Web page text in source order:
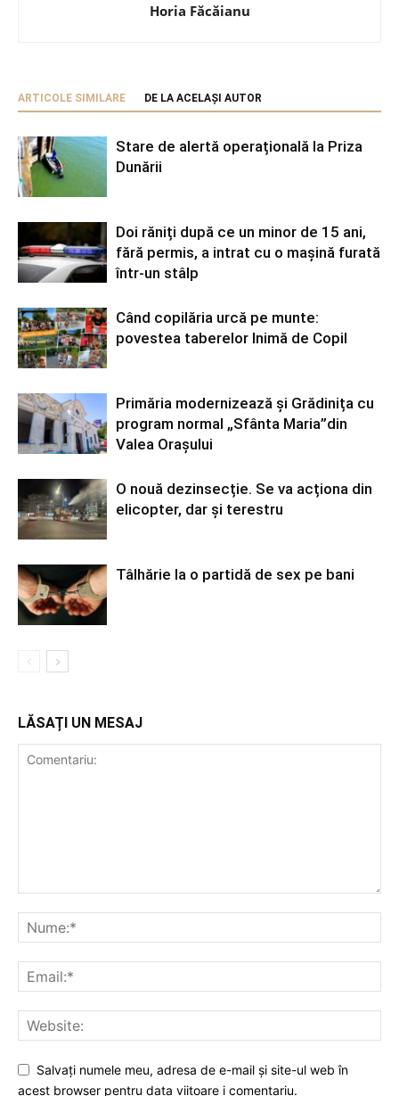
Horia Făcăianu
ARTICOLE SIMILARE DE LA ACELAȘI AUTOR
Stare de alertă operațională la Priza
Dunării
Doi răniți după ce un minor de 15 ani,
fără permis, a intrat cu o mașină furată
într-un stâlp
Când copilăria urcă pe munte:
povestea taberelor Inimă de Copil
Primăria modernizează și Grădinița cu
program normal „Sfânta Maria”din
Valea Orașului
O nouă dezinsecție. Se va acționa din
elicopter, dar și terestru
Tâlhărie la o partidă de sex pe bani
LĂSAȚI UN MESAJ
Salvați numele meu, adresa de e-mail și site-ul web în
acest browser pentru data viitoare i comentariu.